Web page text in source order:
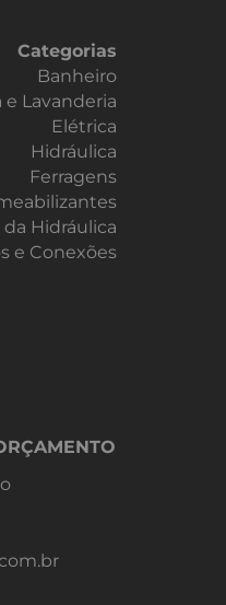
Categorias
Banheiro
e Lavanderia
Elétrica
Hidráulica
Ferragens
Hidráulica
e Conexões